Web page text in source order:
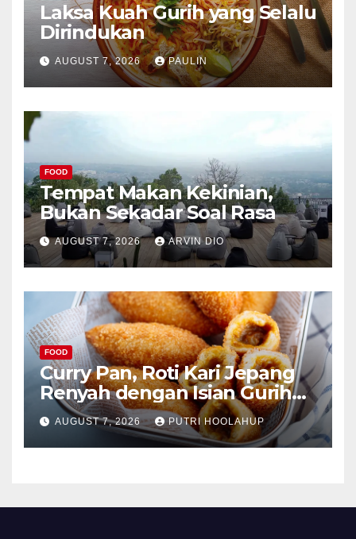
Laksa Kuah Gurih yang Selalu
Dirindukan
AUGUST 7, 2026 PAULIN
FOOD
Tempat Makan Kekinian,
Bukan Sekadar Soal Rasa
AUGUST 7, 2026 ARVIN DIO
FOOD
Curry Pan, Roti Kari Jepang
Renyah dengan Isian Gurih
Menggoda
AUGUST 7, 2026 PUTRI HOOLAHUP